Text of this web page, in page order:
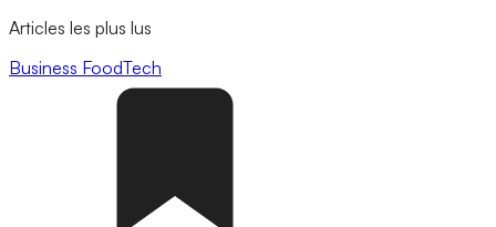
Articles les plus lus
Business FoodTech